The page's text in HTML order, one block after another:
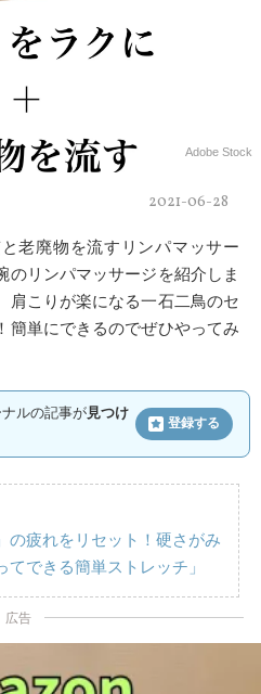
Adobe Stock
2021-06-28
老廃物を流すリンパマッサー
のリンパマッサージを紹介しま
肩こりが楽になる一石二鳥のセ
簡単にできるのでぜひやってみ
ルの記事が見つけ
登録する
の疲れをリセット！硬さがみ
できる簡単ストレッチ」
広告